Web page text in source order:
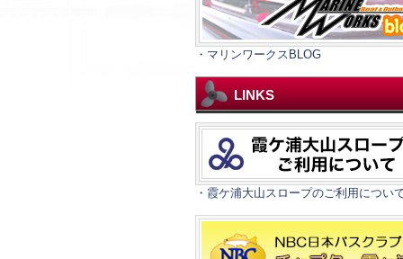
・マリンワークスBLOG
LINKS
・霞ケ浦大山スロープのご利用につい